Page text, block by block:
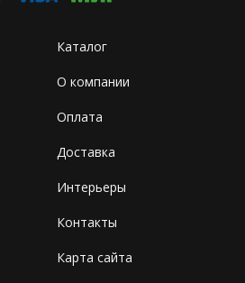
Каталог
О компании
Оплата
Доставка
Интерьеры
Контакты
Карта сайта